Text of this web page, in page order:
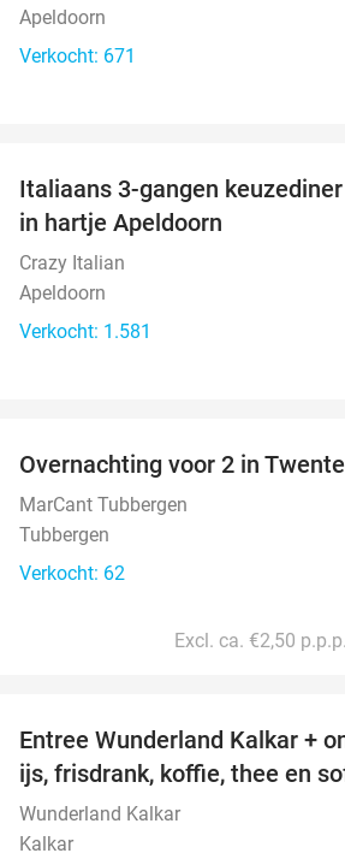
Apeldoorn
Verkocht: 671
Italiaans 3-gangen
in hartje Apeldoorn
Crazy Italian
Apeldoorn
Verkocht: 1.581
Overnachting voor 2 in Twente
MarCant Tubbergen
Tubbergen
Verkocht: 62
Excl. ca. €2,50
Entree Wunderland Kalkar +
ijs, frisdrank, koffie, thee en
Wunderland Kalkar
Kalkar